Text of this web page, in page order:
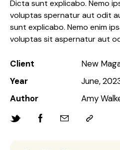
Dicta sunt explicabo. Nemo
voluptas spernatur aut odit
sunt explicabo. Nemo enim
voluptas sit aspernatur aut
Client
New
Year
June,
Author
Amy